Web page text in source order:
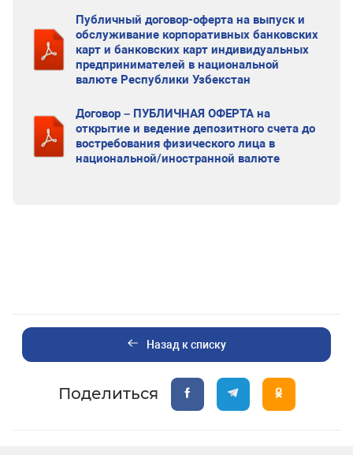
Публичный договор-оферта на выпуск и
обслуживание корпоративных банковских
карт и банковских карт индивидуальных
предпринимателей в национальной
валюте Республики Узбекстан
Договор – ПУБЛИЧНАЯ ОФЕРТА на
открытие и ведение депозитного счета до
востребования физического лица в
национальной/иностранной валюте
Назад к списку
Поделиться